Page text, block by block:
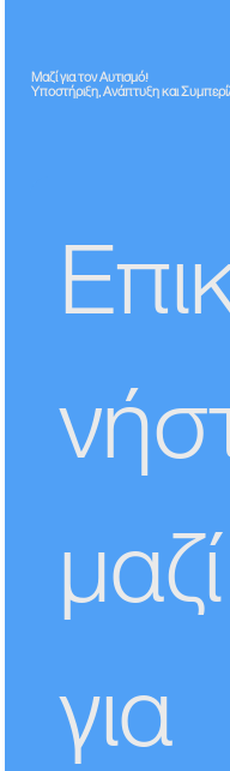
Μαζί για τον Αυτισμό!
Υποστήριξη, Ανάπτυξη και
για